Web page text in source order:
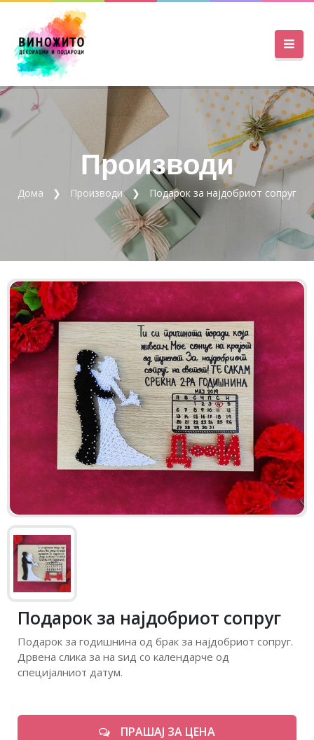
Производи
Дома Производи Подарок за најдобриот сопруг
Подарок за најдобриот сопруг
Подарок за годишнина од брак за најдобриот сопруг.
Дрвена слика за на ѕид со календарче од
специјалниот датум.
ПРАШАЈ ЗА ЦЕНА